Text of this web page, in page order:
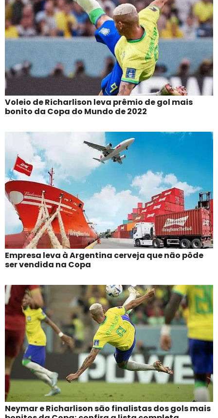
Voleio de Richarlison leva prêmio de gol mais
bonito da Copa do Mundo de 2022
Empresa leva à Argentina cerveja que não pôde
ser vendida na Copa
Neymar e Richarlison são finalistas dos gols mais